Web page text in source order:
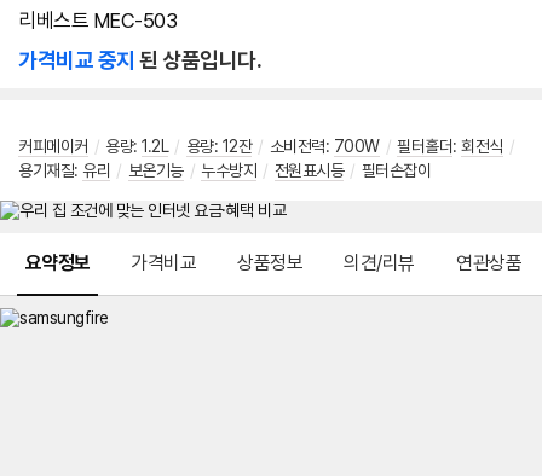
리베스트 MEC-503
가격비교 중지 된 상품입니다.
커피메이커 / 용량: 1.2L / 용량: 12잔 / 소비전력: 700W / 필터홀더: 회전식 /
용기재질: 유리 / 보온기능 / 누수방지 / 전원표시등 / 필터손잡이
요약정보 가격비교 상품정보 의견/리뷰 연관상품